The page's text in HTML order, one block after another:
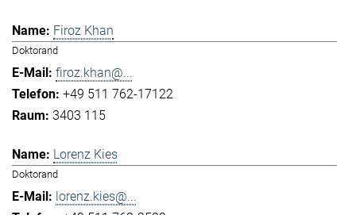
Firoz Khan
Doktorand
firoz.khan@...
+49 511 762-17122
3403 115
Lorenz Kies
Doktorand
lorenz.kies@...